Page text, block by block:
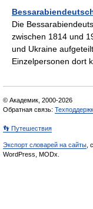
Die
zwischen 1814 und
und Ukraine
Einzelpersonen dort
© Академик, 2000-2026
Обратная связь:
👣 Путешествия
Экспорт словарей на сайты ,
WordPress, MODx.